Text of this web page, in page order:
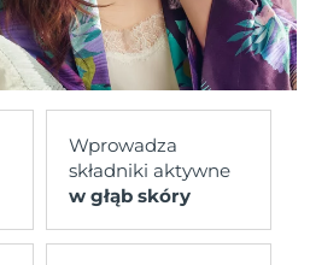
Wprowadza
składniki aktywne
w głąb skóry